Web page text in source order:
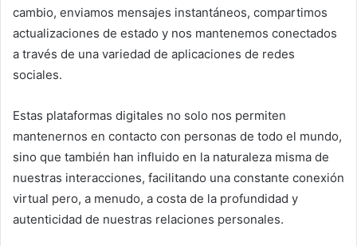
cambio, enviamos mensajes instantáneos, compartimos
actualizaciones de estado y nos mantenemos conectados
a través de una variedad de aplicaciones de redes
sociales.
Estas plataformas digitales no solo nos permiten
mantenernos en contacto con personas de todo el mundo,
sino que también han influido en la naturaleza misma de
nuestras interacciones, facilitando una constante conexión
virtual pero, a menudo, a costa de la profundidad y
autenticidad de nuestras relaciones personales.